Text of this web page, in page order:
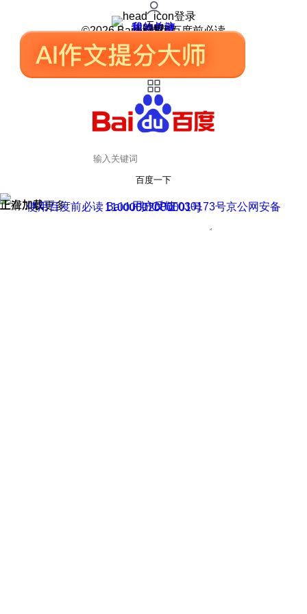
登录
我的关注
我的收藏
皮肤中心
用户反馈
设置
©2026 Baidu 使用百度前必读
百度一下
正在加载
上滑加载更多 用户反馈
使用百度前必读 Baidu 京ICP证030173号
京公网安备11000002000001号